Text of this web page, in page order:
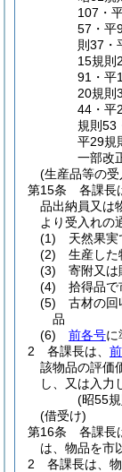
107・
57・平
則37・
15規則
91・平
20規則
44・平
規則53
平29規
一部改
(生産品等の受
第15条
各課長
品出納員又は
より受入れの
(1)
天然果実
(2)
生産した
(3)
寄附又は
(4)
拾得品で
(5)
古材の回
品
(6)
前各号に
2
各課長は、
該物品の評価
し、又は入力
(昭55
(借受け)
第16条
各課長
は、物品を市
2
各課長は、